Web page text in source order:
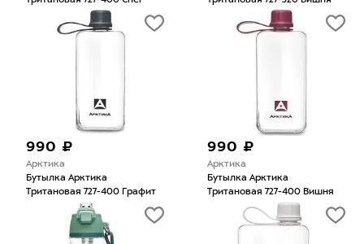
990 ₽
Арктика
Бутылка Арктика
Тритановая 727-400 Графит
990 ₽
Арктика
Бутылка Арктика
Тритановая 727-400 Вишня